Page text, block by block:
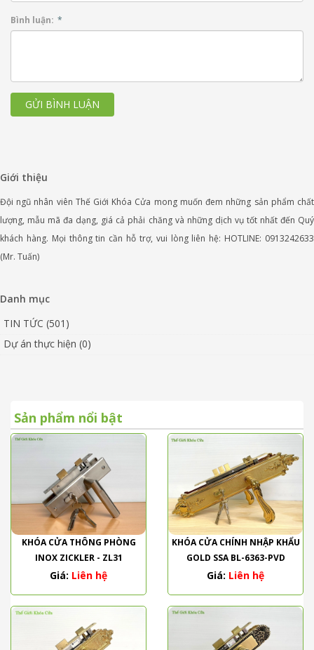
Bình luận: *
GỬI BÌNH LUẬN
Giới thiệu
Đội ngũ nhân viên Thế Giới Khóa Cửa mong muốn đem những sản phẩm chất
lượng, mẫu mã đa dạng, giá cả phải chăng và những dịch vụ tốt nhất đến Quý
khách hàng. Mọi thông tin cần hỗ trợ, vui lòng liên hệ: HOTLINE: 0913242633
(Mr. Tuấn)
Danh mục
TIN TỨC (501)
Dự án thực hiện (0)
Sản phẩm nổi bật
KHÓA CỬA THÔNG PHÒNG
INOX ZICKLER - ZL31
Giá: Liên hệ
KHÓA CỬA CHÍNH NHẬP KHẨU
GOLD SSA BL-6363-PVD
Giá: Liên hệ